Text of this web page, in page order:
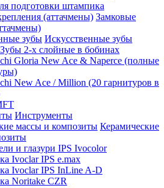
подготовки штампика
Замковые
Искусственные зубы
2-х слойные в бобинах
Gloria New Ace & Naperce (полные
New Ace / Million (20 гарнитуров в
Инструменты
Керамические
и глазури IPS Ivocolor
Ivoclar IPS e.max
Ivoclar IPS InLine A-D
Noritake CZR